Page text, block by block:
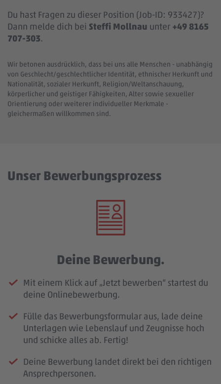
Du hast Fragen zu dieser Position (Job-ID: 933427)?
Dann melde dich bei Steffi Mollnau unter +49 8165
707-303.
Wir betonen ausdrücklich, dass bei uns alle Menschen - unabhängig
von Geschlecht/geschlechtlicher Identität, ethnischer Herkunft und
Nationalität, sozialer Herkunft, Religion/Weltanschauung,
körperlicher und geistiger Fähigkeiten, Alter sowie sexueller
Orientierung oder weiterer individueller Merkmale -
gleichermaßen willkommen sind.
Unser Bewerbungsprozess
Deine Bewerbung.
Mit einem Klick auf „Jetzt bewerben“ startest du
deine Onlinebewerbung.
Fülle das Bewerbungsformular aus, lade deine
Unterlagen wie Lebenslauf und Zeugnisse hoch
und schicke alles ab. Fertig!
Deine Bewerbung landet direkt bei den richtigen
Ansprechpersonen.